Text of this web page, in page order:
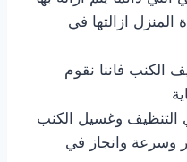
المنزل ازالتها في
الكنب فاننا نقوم
وغسيل الكنب
وسرعة وانجاز في